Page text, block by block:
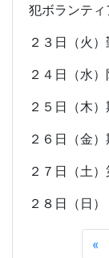
犯ボランテ
２３日（火
２４日（水
２５日（木
２６日（金
２７日（土
２８日（日）
«